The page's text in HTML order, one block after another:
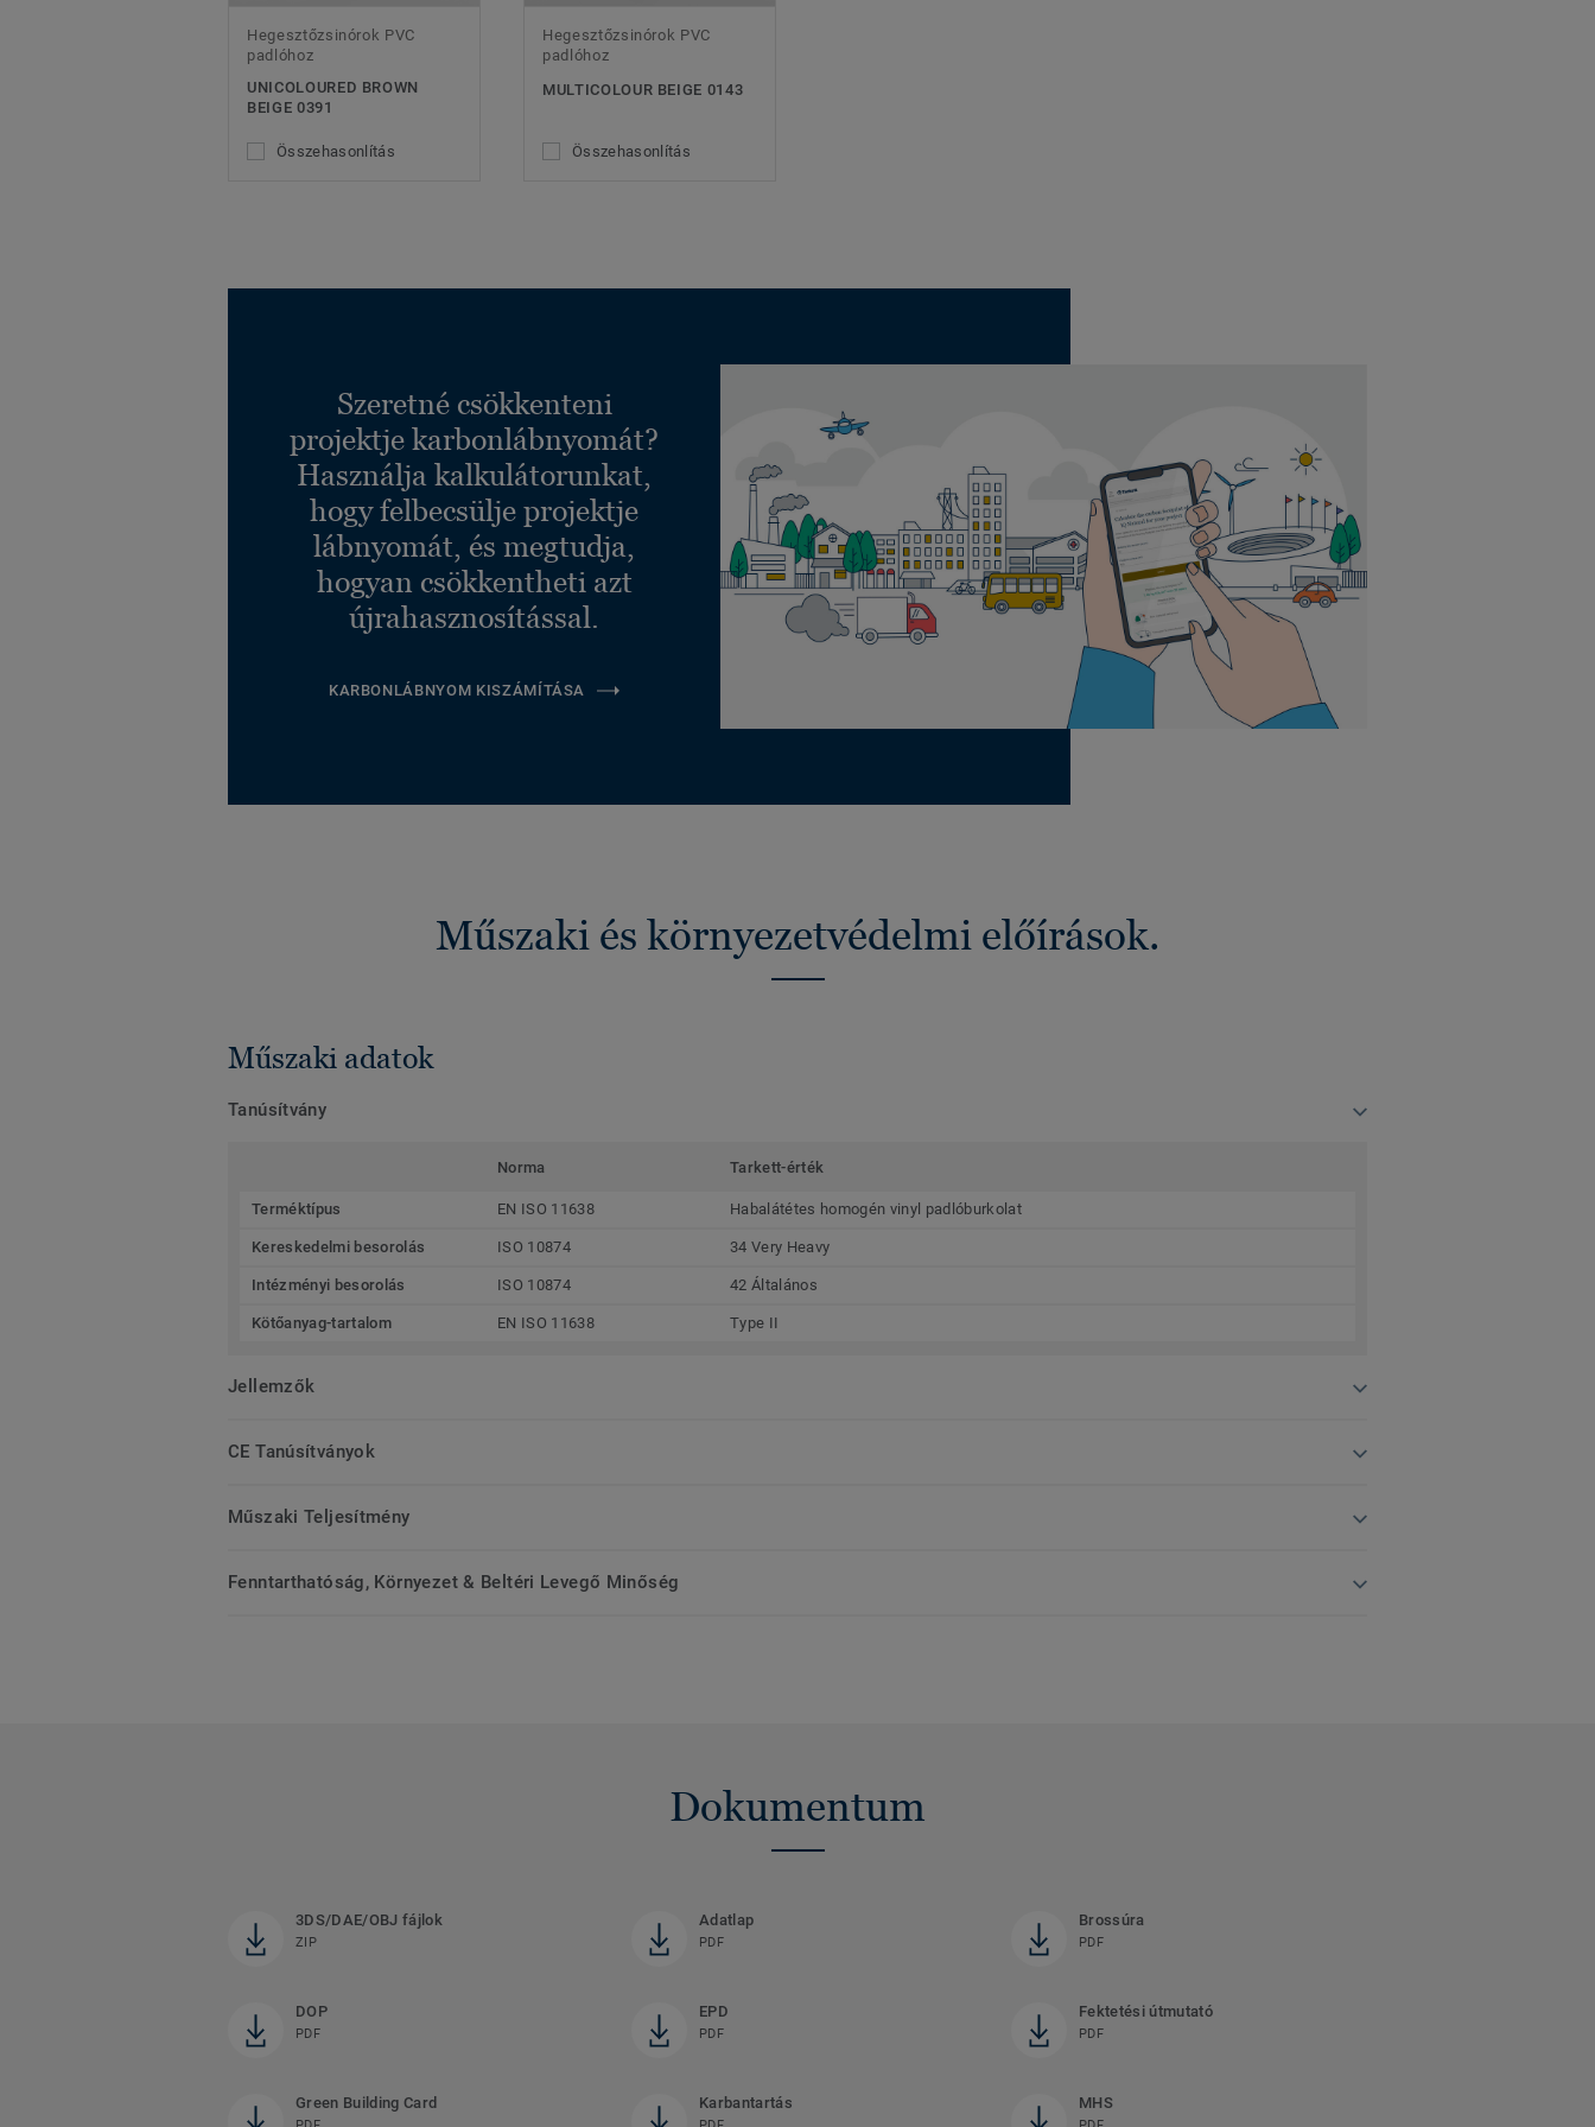
Hegesztőzsinórok PVC
padlóhoz
UNICOLOURED BROWN
BEIGE 0391
Összehasonlítás
Hegesztőzsinórok PVC
padlóhoz
MULTICOLOUR BEIGE 0143
Összehasonlítás
Szeretné csökkenteni
projektje karbonlábnyomát?
Használja kalkulátorunkat,
hogy felbecsülje projektje
lábnyomát, és megtudja,
hogyan csökkentheti azt
újrahasznosítással.
KARBONLÁBNYOM KISZÁMÍTÁSA
Műszaki és környezetvédelmi előírások.
Műszaki adatok
Tanúsítvány
Norma Tarkett-érték
Terméktípus EN ISO 11638 Habalátétes homogén vinyl padlóburkolat
Kereskedelmi besorolás ISO 10874 34 Very Heavy
Intézményi besorolás ISO 10874 42 Általános
Kötőanyag-tartalom EN ISO 11638 Type II
Jellemzők
CE Tanúsítványok
Műszaki Teljesítmény
Fenntarthatóság, Környezet & Beltéri Levegő Minőség
Dokumentum
3DS/DAE/OBJ fájlok
ZIP
Adatlap
PDF
Brossúra
PDF
DOP
PDF
EPD
PDF
Fektetési útmutató
PDF
Green Building Card Karbantartás MHS